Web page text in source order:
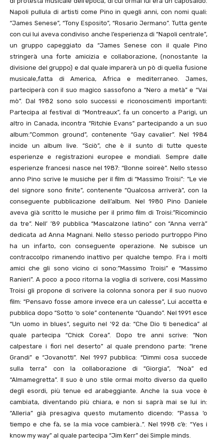
Napoli pullula di artisti come Pino in quegli anni, con nomi quali:
“James Senese”, “Tony Esposito”, “Rosario Jermano”. Tutta gente
con cui lui aveva condiviso anche l’esperienza di “Napoli centrale”,
un gruppo capeggiato da “James Senese con il quale Pino
stringerà una forte amicizia e collaborazione, (nonostante la
divisione del gruppo) e dal quale imparerà un pò di quella fusione
musicale,fatta di America, Africa e mediterraneo. James,
parteciperà con il suo magico sassofono a “Nero a metà” e “Vai
mò”. Dal 1982 sono solo successi e riconoscimenti importanti:
Partecipa al festival di “Montreaux”, fa un concerto a Parigi, un
altro in Canada, incontra “Ritchie Evans” partecipando a un suo
album:”Common ground”, contenente “Gay cavalier”. Nel 1984
incide un album live. “Sciò”, che è il sunto di tutte queste
esperienze e registrazioni europee e mondiali. Sempre dalle
esperienze francesi nasce nel 1987: “Bonne soireè”. Nello stesso
anno Pino scrive le musiche per il film di “Massimo Troisi”: “Le vie
del signore sono finite”, contenente “Qualcosa arriverà”, con la
conseguente pubblicazione dell’album. Nel 1980 Pino Daniele
aveva già scritto le musiche per il primo film di Troisi:”Ricomincio
da tre”. Nell’ ’89 pubblica “Mascalzone latino” con “Anna verrà”
dedicata ad Anna Magnani. Nello stesso periodo purtroppo Pino
ha un infarto, con conseguente operazione. Ne subisce un
contraccolpo rimanendo inattivo per qualche tempo. Fra i molti
amici che gli sono vicino ci sono:”Massimo Troisi” e “Massimo
Ranieri”. A poco a poco ritorna la voglia di scrivere, cosi Massimo
Troisi gli propone di scrivere la colonna sonora per il suo nuovo
film: “Pensavo fosse amore invece era un calesse”, Lui accetta e
pubblica dopo “Sotto ‘o sole” contenente “Quando”. Nel 1991 esce
“Un uomo in blues”, seguito nel ’92 da: “Che Dio ti benedica” al
quale partecipa “Chick Corea”. Dopo tre anni scrive: “Non
calpestare i fiori nel deserto” al quale prendono parte: “Irene
Grandi” e “Jovanotti”. Nel 1997 pubblica: “Dimmi cosa succede
sulla terra” con la collaborazione di “Giorgia”, “Noà” ed
“Almamegretta”. Il suo è uno stile ormai molto diverso da quello
degli esordi, più tenue ed arabeggiante. Anche la sua voce è
cambiata, diventando più chiara, e non si saprà mai se lui in:
“Alleria” già presagiva questo mutamento dicendo: “Passa ‘o
tiempo e che fà, se la mia voce cambierà..”. Nel 1998 c’è: “Yes i
know my way” al quale partecipa “Jim Kerr” dei Simple minds.